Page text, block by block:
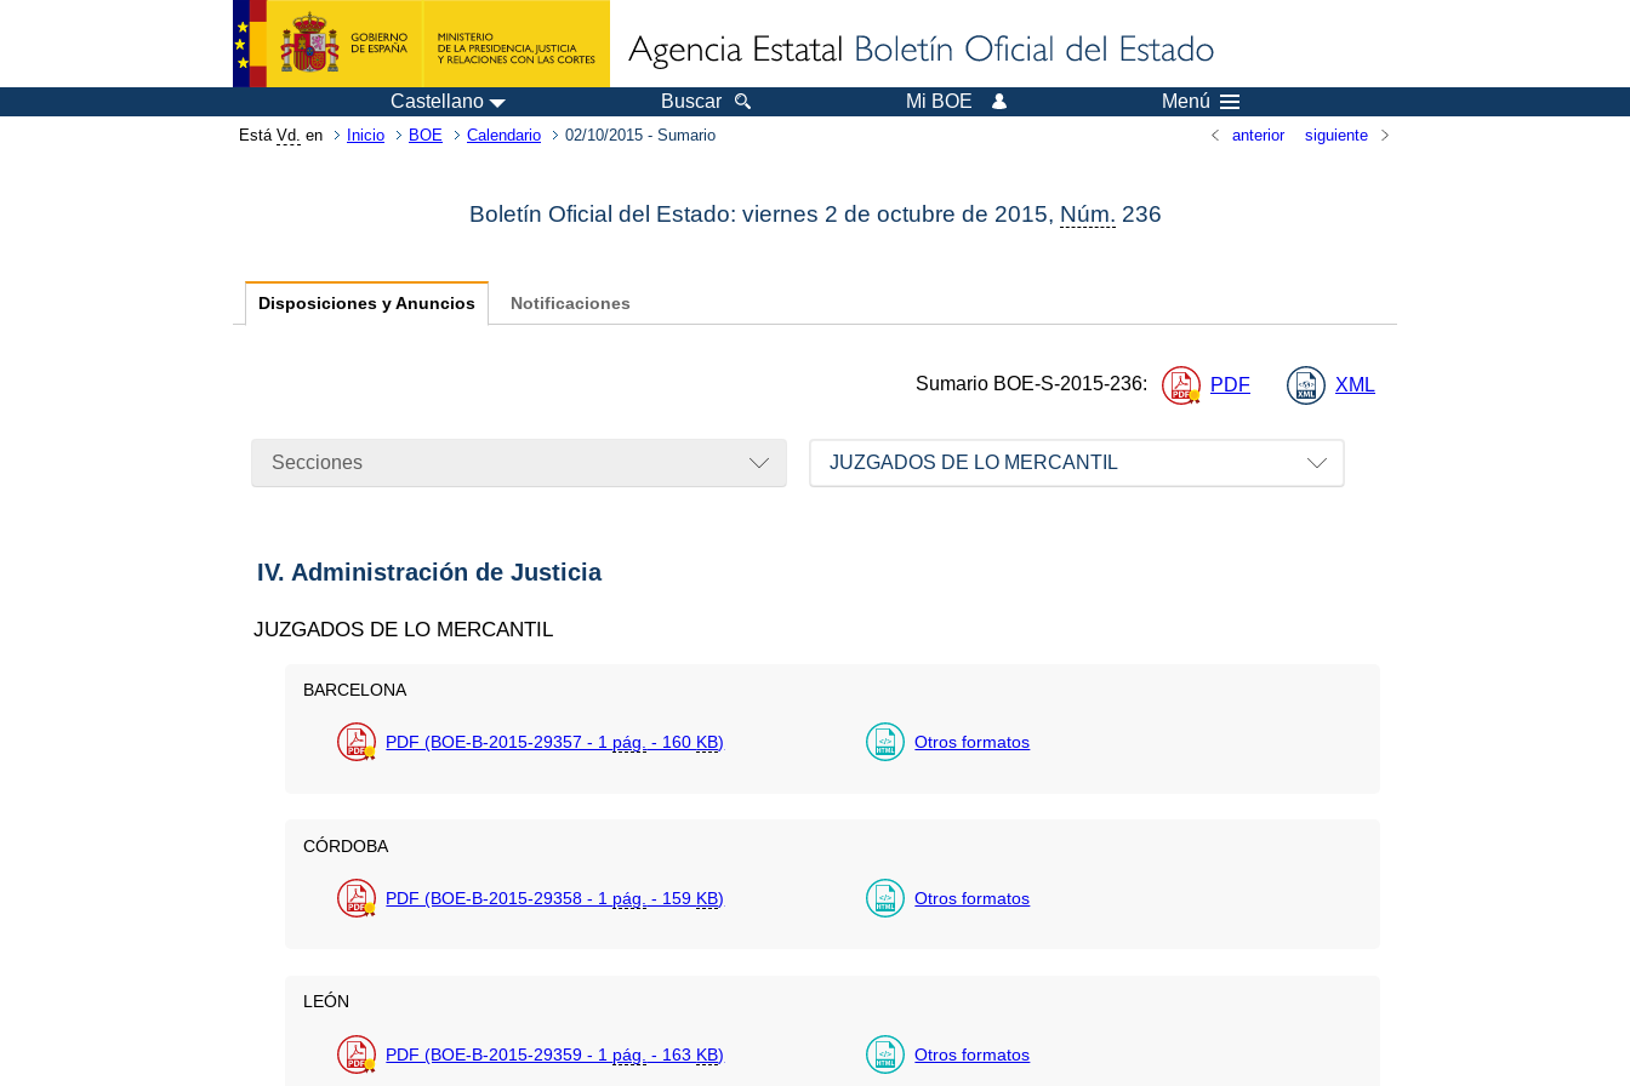
Castellano Buscar Mi BOE Menú
Está Vd. en Inicio BOE Calendario 02/10/2015 - Sumario anterior siguiente
Boletín Oficial del Estado: viernes 2 de octubre de 2015, Núm. 236
Disposiciones y Anuncios Notificaciones
Sumario BOE-S-2015-236: PDF XML
Secciones JUZGADOS DE LO MERCANTIL
IV. Administración de Justicia
JUZGADOS DE LO MERCANTIL
BARCELONA
PDF (BOE-B-2015-29357 - 1 pág. - 160 KB) Otros formatos
CÓRDOBA
PDF (BOE-B-2015-29358 - 1 pág. - 159 KB) Otros formatos
LEÓN
PDF (BOE-B-2015-29359 - 1 pág. - 163 KB) Otros formatos